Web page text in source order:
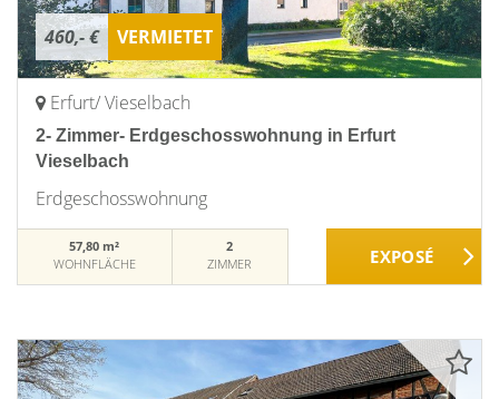
460,- € VERMIETET
Erfurt/ Vieselbach
2- Zimmer- Erdgeschosswohnung in Erfurt
Vieselbach
Erdgeschosswohnung
57,80 m²
WOHNFLÄCHE
2
ZIMMER